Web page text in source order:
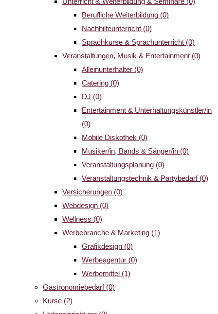
Berufliche Weiterbildung (0)
Nachhilfeunterricht (0)
Sprachkurse & Sprachunterricht (0)
Veranstaltungen, Musik & Entertainment (0)
Alleinunterhalter (0)
Catering (0)
DJ (0)
Entertainment & Unterhaltungskünstler/in
(0)
Mobile Diskothek (0)
Musiker/in, Bands & Sänger/in (0)
Veranstaltungsplanung (0)
Veranstaltungstechnik & Partybedarf (0)
Versicherungen (0)
Webdesign (0)
Wellness (0)
Werbebranche & Marketing (1)
Grafikdesign (0)
Werbeagentur (0)
Werbemittel (1)
Gastronomiebedarf (0)
Kurse (2)